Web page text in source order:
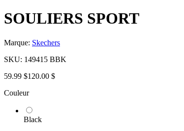
SOULIERS SPORT
Marque: Skechers
SKU: 149415 BBK
59.99 $120.00 $
Couleur
Black